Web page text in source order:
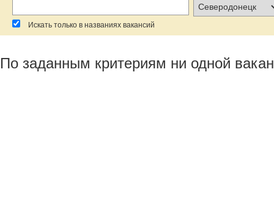
Искать только в названиях вакансий
По заданным критериям ни одной